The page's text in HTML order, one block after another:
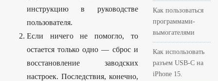
инструкцию в руководстве
пользователя.
Если ничего не помогло, то
остается только одно — сброс и
восстановление заводских
настроек. Последствия, конечно,
Как пользоваться
программами-
вымогателями
Как использовать
разъем USB-C на
iPhone 15.